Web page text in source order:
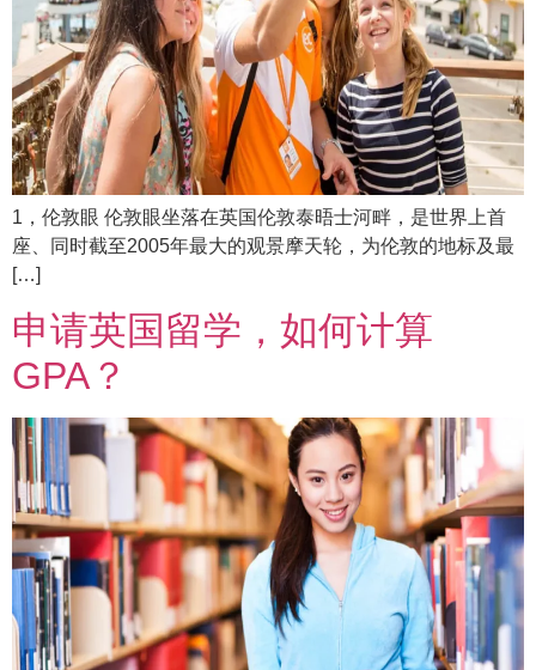
1，伦敦眼 伦敦眼坐落在英国伦敦泰晤士河畔，是世界上首
座、同时截至2005年最大的观景摩天轮，为伦敦的地标及最
[…]
申请英国留学，如何计算
GPA？